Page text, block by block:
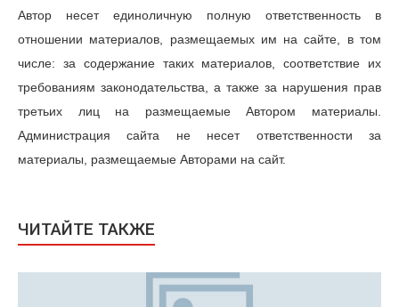
Автор несет единоличную полную ответственность в
отношении материалов, размещаемых им на сайте, в том
числе: за содержание таких материалов, соответствие их
требованиям законодательства, а также за нарушения прав
третьих лиц на размещаемые Автором материалы.
Администрация сайта не несет ответственности за
материалы, размещаемые Авторами на сайт.
ЧИТАЙТЕ ТАКЖЕ